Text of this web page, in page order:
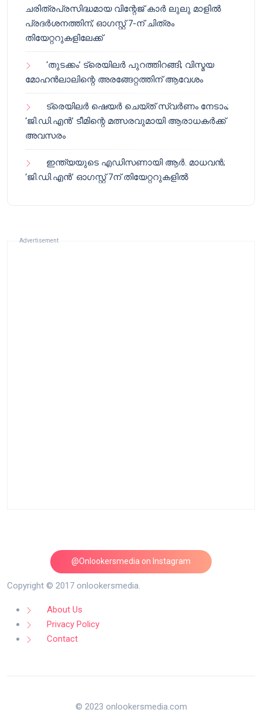
ചരിത്രപ്രസിദ്ധമായ വിന്റേജ് കാർ ലുലു മാളിൽ
പ്രദർശനത്തിന്; ഓഗസ്റ്റ് 7-ന് ചിത്രം
തിയേറ്ററുകളിലേക്ക്
‘തുടക്കം’ ട്രെയിലർ പുറത്തിറങ്ങി; വിസ്മയ
മോഹൻലാലിന്റെ അരങ്ങേറ്റത്തിന് ആവേശം
ട്രെയിലർ ഷെയർ ചെയ്‌ത് സ്വർണം നേടാം;
‘ജി.ഡി.എൻ’ ടീമിന്റെ മത്സരവുമായി ആരാധകർക്ക്
അവസരം
ഇന്ത്യയുടെ എഡിസണായി ആർ. മാധവൻ;
‘ജി.ഡി.എൻ’ ഓഗസ്റ്റ് 7ന് തിയേറ്ററുകളിൽ
Advertisement
@Onlookersmedia on Instagram
Follow on Instagram
Copyright © 2017 onlookersmedia.
About Us
Privacy Policy
Contact
© 2023 onlookersmedia.com